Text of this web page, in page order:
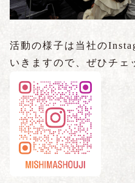
活動の様子は当社の
いきますので、ぜひチェ